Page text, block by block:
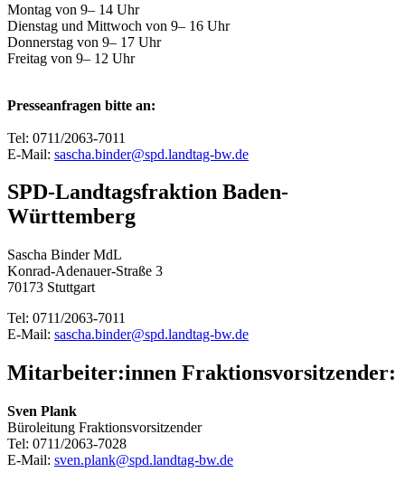
Montag von 9– 14 Uhr
Dienstag und Mittwoch von 9– 16 Uhr
Donnerstag von 9– 17 Uhr
Freitag von 9– 12 Uhr
Presseanfragen bitte an:
Tel: 0711/2063-7011
E-Mail: sascha.binder@spd.landtag-bw.de
SPD-Landtagsfraktion Baden-
Württemberg
Sascha Binder MdL
Konrad-Adenauer-Straße 3
70173 Stuttgart
Tel: 0711/2063-7011
E-Mail: sascha.binder@spd.landtag-bw.de
Mitarbeiter:innen Fraktionsvorsitzender:
Sven Plank
Büroleitung Fraktionsvorsitzender
Tel: 0711/2063-7028
E-Mail: sven.plank@spd.landtag-bw.de